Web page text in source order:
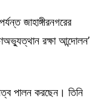
জাহাঙ্গীরনগরের
রক্ষা আন্দোলন’
পালন করছেন। তিনি